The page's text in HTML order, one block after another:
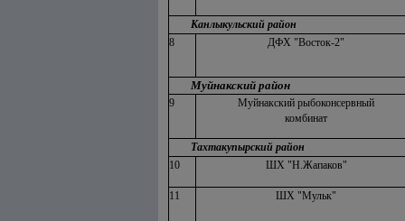
Канлыкульский район
8
ДФХ "Восток-2"
Муйнакский район
9
Муйнакский рыбоконсервный
комбинат
Тахтакупырский район
10
ШХ "Н.Жапаков"
11 ШХ "Мульк"